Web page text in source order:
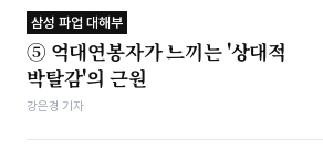
삼성 파업 대해부
⑤ 억대연봉자가 느끼는 '상대적
박탈감'의 근원
강은경 기자